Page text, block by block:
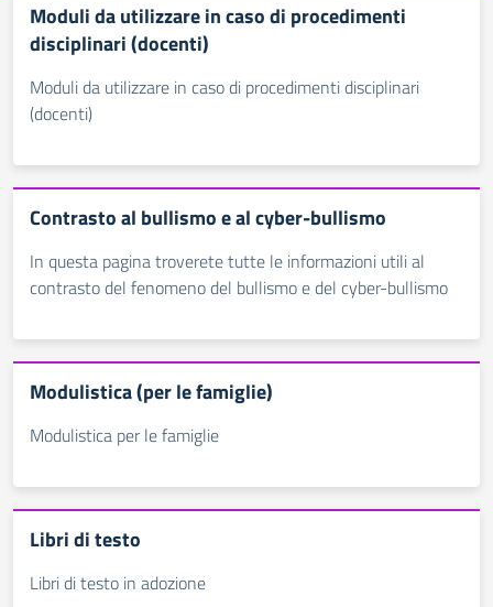
Moduli da utilizzare in caso di procedimenti
disciplinari (docenti)
Moduli da utilizzare in caso di procedimenti disciplinari
(docenti)
Contrasto al bullismo e al cyber-bullismo
In questa pagina troverete tutte le informazioni utili al
contrasto del fenomeno del bullismo e del cyber-bullismo
Modulistica (per le famiglie)
Modulistica per le famiglie
Libri di testo
Libri di testo in adozione